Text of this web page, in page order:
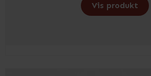
Vis produkt